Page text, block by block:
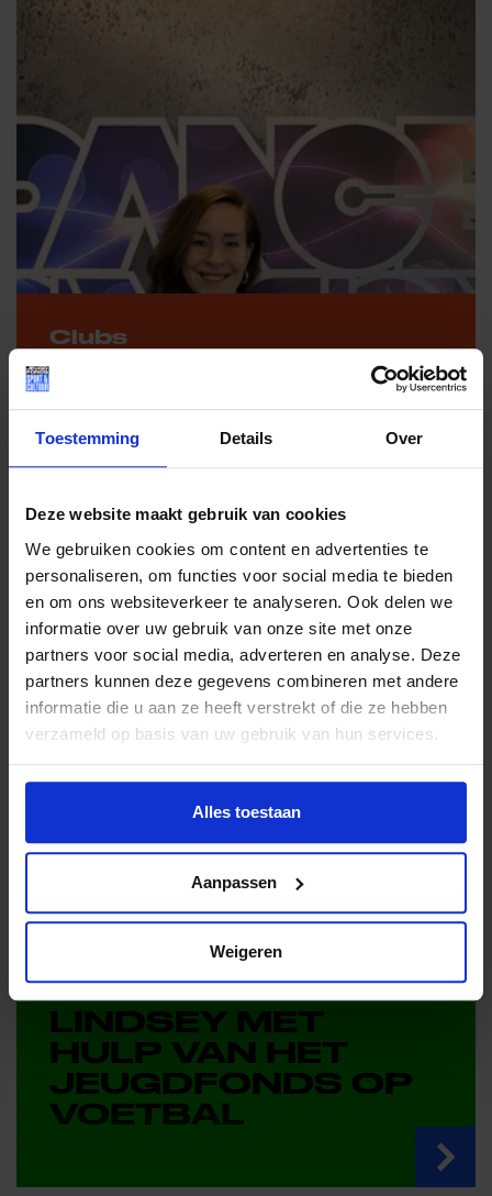
Toestemming Details Over
Deze website maakt gebruik van cookies
We gebruiken cookies om content en advertenties te
personaliseren, om functies voor social media te bieden
en om ons websiteverkeer te analyseren. Ook delen we
informatie over uw gebruik van onze site met onze
partners voor social media, adverteren en analyse. Deze
partners kunnen deze gegevens combineren met andere
informatie die u aan ze heeft verstrekt of die ze hebben
verzameld op basis van uw gebruik van hun services.
Alles toestaan
Aanpassen
Weigeren
Clubs
DANCE MAAKT DE
STAP NAAR DE
MAKKELIJKER’
Gezinnen
LINDSEY MET
HULP VAN HET
JEUGDFONDS OP
VOETBAL